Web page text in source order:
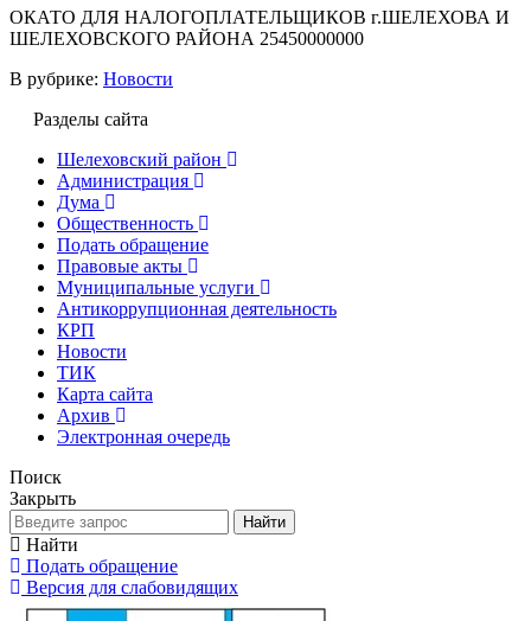
ОКАТО ДЛЯ НАЛОГОПЛАТЕЛЬЩИКОВ г.ШЕЛЕХОВА И
ШЕЛЕХОВСКОГО РАЙОНА 25450000000
В рубрике: Новости
Разделы сайта
Шелеховский район
Администрация
Дума
Общественность
Подать обращение
Правовые акты
Муниципальные услуги
Антикоррупционная деятельность
КРП
Новости
ТИК
Карта сайта
Архив
Электронная очередь
Поиск
Закрыть
Найти
Найти
Подать обращение
Версия для слабовидящих